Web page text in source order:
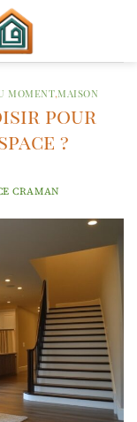
MOMENT,MAISON
pour
?
CRAMAN